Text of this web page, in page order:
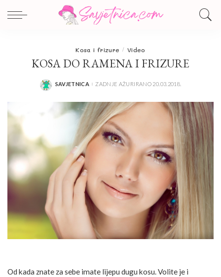
Kosa i frizure Video
KOSA DO RAMENA I FRIZURE
POSTED
SAVJETNICA ZADNJE AŽURIRANO 20.03.2018.
Od kada znate za sebe imate lijepu dugu kosu. Volite je i